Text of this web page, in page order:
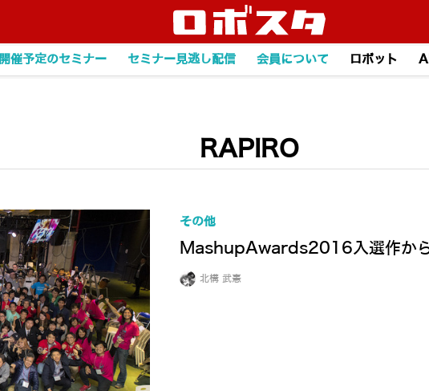
開催予定のセミナー セミナー見逃し配信 会員について ロボット AI
RAPIRO
その他
MashupAwards2016入選作から
北構 武憲